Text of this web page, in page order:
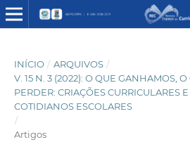
INÍCIO / ARQUIVOS /
V. 15 N. 3 (2022): O QUE GANHAMOS,
PERDER: CRIAÇÕES CURRICULARES
COTIDIANOS ESCOLARES
/
Artigos